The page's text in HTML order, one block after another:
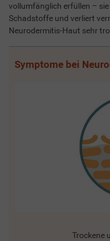
vollumfänglich erfüllen –
Schadstoffe und verliert
Neurodermitis-Haut sehr
Symptome bei
Trockene